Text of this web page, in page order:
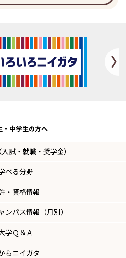
中学生の方へ
試・就職・奨学金）
べる分野
・資格情報
ンパス情報（月別）
学Ｑ＆Ａ
らニイガタ